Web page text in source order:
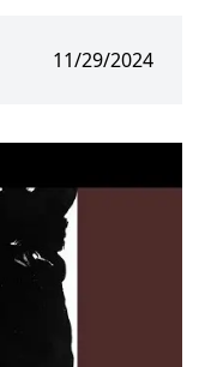
11/29/2024